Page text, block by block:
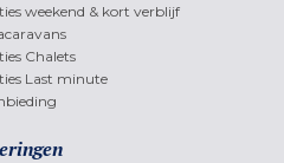
weekend & kort verblijf
Chalets
Last minute